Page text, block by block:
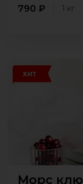
790 ₽ 1 кг
ХИТ
Морс